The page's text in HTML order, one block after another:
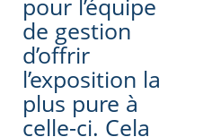
de gestion
d’offrir
l’exposition la
plus pure à
celle-ci. Cela